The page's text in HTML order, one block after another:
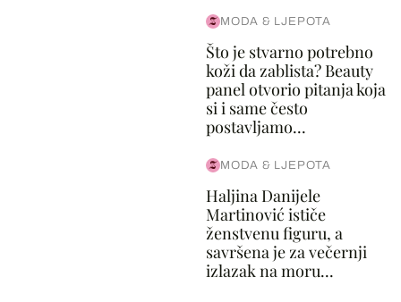
MODA & LJEPOTA
Što je stvarno potrebno
koži da zablista? Beauty
panel otvorio pitanja koja
si i same često
postavljamo...
MODA & LJEPOTA
Haljina Danijele
Martinović ističe
ženstvenu figuru, a
savršena je za večernji
izlazak na moru...